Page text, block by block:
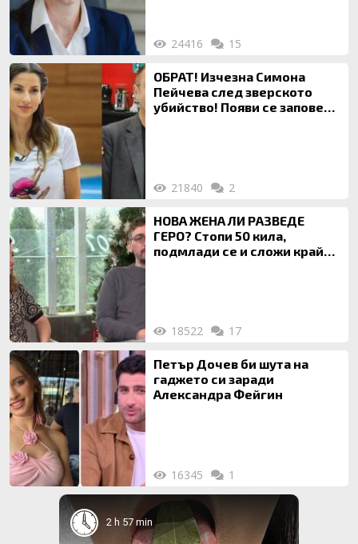
24416 15
ОБРАТ! Изчезна Симона
Пейчева след зверското
убийство! Появи се заповед
21840 2
НОВА ЖЕНА ЛИ РАЗВЕДЕ
ГЕРО? Стопи 50 кила,
подмлади се и сложи край
18522 17
Петър Дочев би шута на
гаджето си заради
Александра Фейгин
16345 1
2 h 57 min